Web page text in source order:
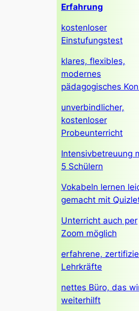
Erfahrung
kostenloser
Einstufungstest
klares, flexibles,
modernes
pädagogisches
unverbindlicher,
kostenloser
Probeunterricht
Intensivbetreuung
5 Schülern
Vokabeln lernen
gemacht mit
Unterricht auch per
Zoom möglich
erfahrene,
Lehrkräfte
nettes Büro, das
weiterhilft